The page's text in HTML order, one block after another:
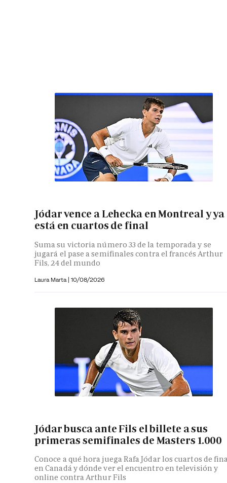
Jódar vence a Lehecka en Montreal y ya
está en cuartos de final
Suma su victoria número 33 de la temporada y se
jugará el pase a semifinales contra el francés Arthur
Fils, 24 del mundo
Laura Marta | 10/08/2026
Jódar busca ante Fils el billete a sus
primeras semifinales de Masters 1.000
Conoce a qué hora juega Rafa Jódar los cuartos de
en Canadá y dónde ver el encuentro en televisión y
online contra Arthur Fils